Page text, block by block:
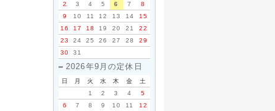
2
3 4 5 6 7
8
9
10 11 12 13 14
15
16
17 18 19 20 21
22
23
24 25 26 27 28
29
30
31
2026年9月の定休日
日 月 火 水 木 金
土
1
2 3 4
5
6
7 8 9 10 11 12